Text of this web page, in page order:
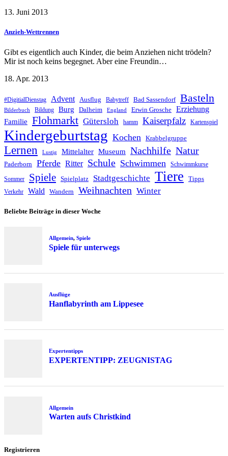
13. Juni 2013
Anzieh-Wettrennen
Gibt es eigentlich auch Kinder, die beim Anziehen nicht trödeln?
Mir ist noch keins begegnet. Aber eine Freundin…
18. Apr. 2013
#DigitialDienstag Advent Ausflug Babytreff Bad Sassendorf Basteln
Bilderbuch Bildung Burg Dalheim England Erwin Grosche Erziehung
Familie Flohmarkt Gütersloh hamm Kaiserpfalz Kartenspiel
Kindergeburtstag Kochen Krabbelgruppe
Lernen Lustig Mittelalter Museum Nachhilfe Natur
Paderborn Pferde Ritter Schule Schwimmen Schwimmkurse
Sommer Spiele Spielplatz Stadtgeschichte Tiere Tipps
Verkehr Wald Wandern Weihnachten Winter
Beliebte Beiträge in dieser Woche
Allgemein, Spiele
Spiele für unterwegs
Ausflüge
Hanflabyrinth am Lippesee
Expertentipps
EXPERTENTIPP: ZEUGNISTAG
Allgemein
Warten aufs Christkind
Registrieren